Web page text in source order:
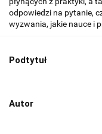
odpowiedzi na pytanie,
wyzwania, jakie nauce i
Podtytuł
Autor